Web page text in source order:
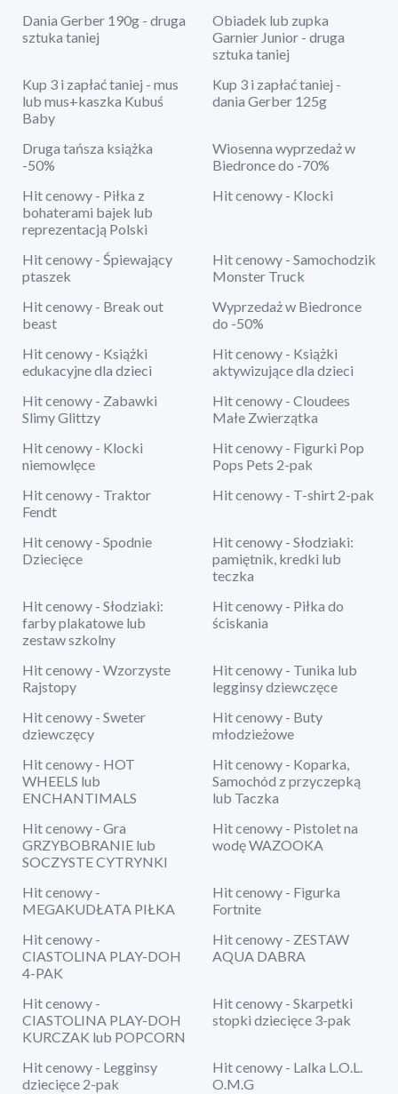
Dania Gerber 190g - druga
sztuka taniej
Obiadek lub zupka
Garnier Junior - druga
sztuka taniej
Kup 3 i zapłać taniej - mus
lub mus+kaszka Kubuś
Baby
Kup 3 i zapłać taniej -
dania Gerber 125g
Druga tańsza książka
-50%
Wiosenna wyprzedaż w
Biedronce do -70%
Hit cenowy - Piłka z
bohaterami bajek lub
reprezentacją Polski
Hit cenowy - Klocki
Hit cenowy - Śpiewający
ptaszek
Hit cenowy - Samochodzik
Monster Truck
Hit cenowy - Break out
beast
Wyprzedaż w Biedronce
do -50%
Hit cenowy - Książki
edukacyjne dla dzieci
Hit cenowy - Książki
aktywizujące dla dzieci
Hit cenowy - Zabawki
Slimy Glittzy
Hit cenowy - Cloudees
Małe Zwierzątka
Hit cenowy - Klocki
niemowlęce
Hit cenowy - Figurki Pop
Pops Pets 2-pak
Hit cenowy - Traktor
Fendt
Hit cenowy - T-shirt 2-pak
Hit cenowy - Spodnie
Dziecięce
Hit cenowy - Słodziaki:
pamiętnik, kredki lub
teczka
Hit cenowy - Słodziaki:
farby plakatowe lub
zestaw szkolny
Hit cenowy - Piłka do
ściskania
Hit cenowy - Wzorzyste
Rajstopy
Hit cenowy - Tunika lub
legginsy dziewczęce
Hit cenowy - Sweter
dziewczęcy
Hit cenowy - Buty
młodzieżowe
Hit cenowy - HOT
WHEELS lub
ENCHANTIMALS
Hit cenowy - Koparka,
Samochód z przyczepką
lub Taczka
Hit cenowy - Gra
GRZYBOBRANIE lub
SOCZYSTE CYTRYNKI
Hit cenowy - Pistolet na
wodę WAZOOKA
Hit cenowy -
MEGAKUDŁATA PIŁKA
Hit cenowy - Figurka
Fortnite
Hit cenowy -
CIASTOLINA PLAY-DOH
4-PAK
Hit cenowy - ZESTAW
AQUA DABRA
Hit cenowy -
CIASTOLINA PLAY-DOH
KURCZAK lub POPCORN
Hit cenowy - Skarpetki
stopki dziecięce 3-pak
Hit cenowy - Legginsy
dziecięce 2-pak
Hit cenowy - Lalka L.O.L.
O.M.G